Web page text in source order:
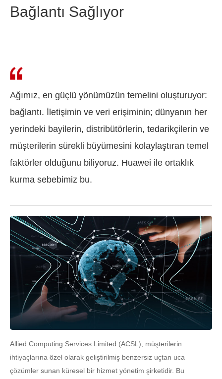
Bağlantı Sağlıyor
Ağımız, en güçlü yönümüzün temelini oluşturuyor:
bağlantı. İletişimin ve veri erişiminin; dünyanın her
yerindeki bayilerin, distribütörlerin, tedarikçilerin ve
müşterilerin sürekli büyümesini kolaylaştıran temel
faktörler olduğunu biliyoruz. Huawei ile ortaklık
kurma sebebimiz bu.
Allied Computing Services Limited (ACSL), müşterilerin
ihtiyaçlarına özel olarak geliştirilmiş benzersiz uçtan uca
çözümler sunan küresel bir hizmet yönetim şirketidir. Bu